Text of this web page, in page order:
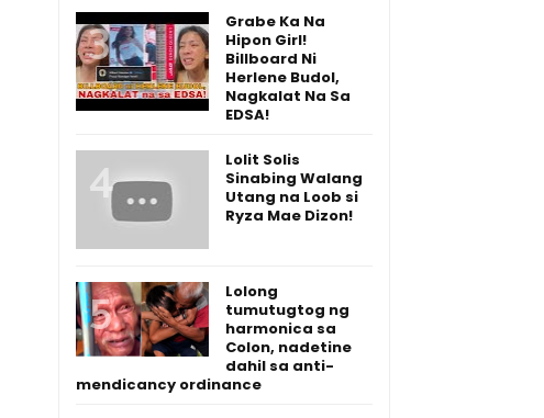
Grabe Ka Na
Hipon Girl!
Billboard Ni
Herlene Budol,
Nagkalat Na Sa
EDSA!
Lolit Solis
Sinabing Walang
Utang na Loob si
Ryza Mae Dizon!
Lolong
tumutugtog ng
harmonica sa
Colon, nadetine
dahil sa anti-
mendicancy ordinance